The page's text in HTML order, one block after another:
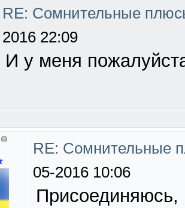
RE: Сомнительные
2016 22:09
И у меня
RE: Сомнительные
05-2016 10:06
Присоединяюсь,